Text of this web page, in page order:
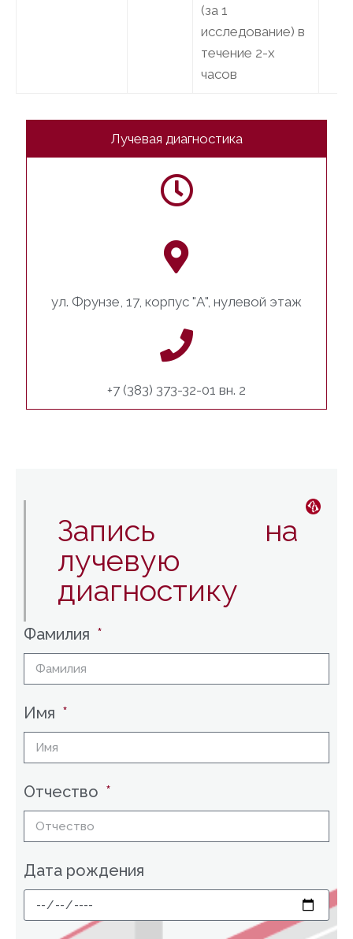
(за 1
исследование) в
течение 2-х
часов
Лучевая диагностика
ул. Фрунзе, 17, корпус "А", нулевой этаж
+7 (383) 373-32-01 вн. 2
Запись на
лучевую
диагностику
Фамилия
Имя
Отчество
Дата рождения